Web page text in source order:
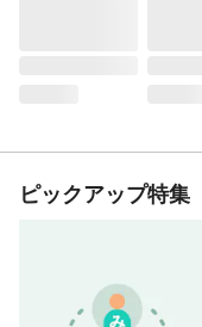
ピックアップ特集